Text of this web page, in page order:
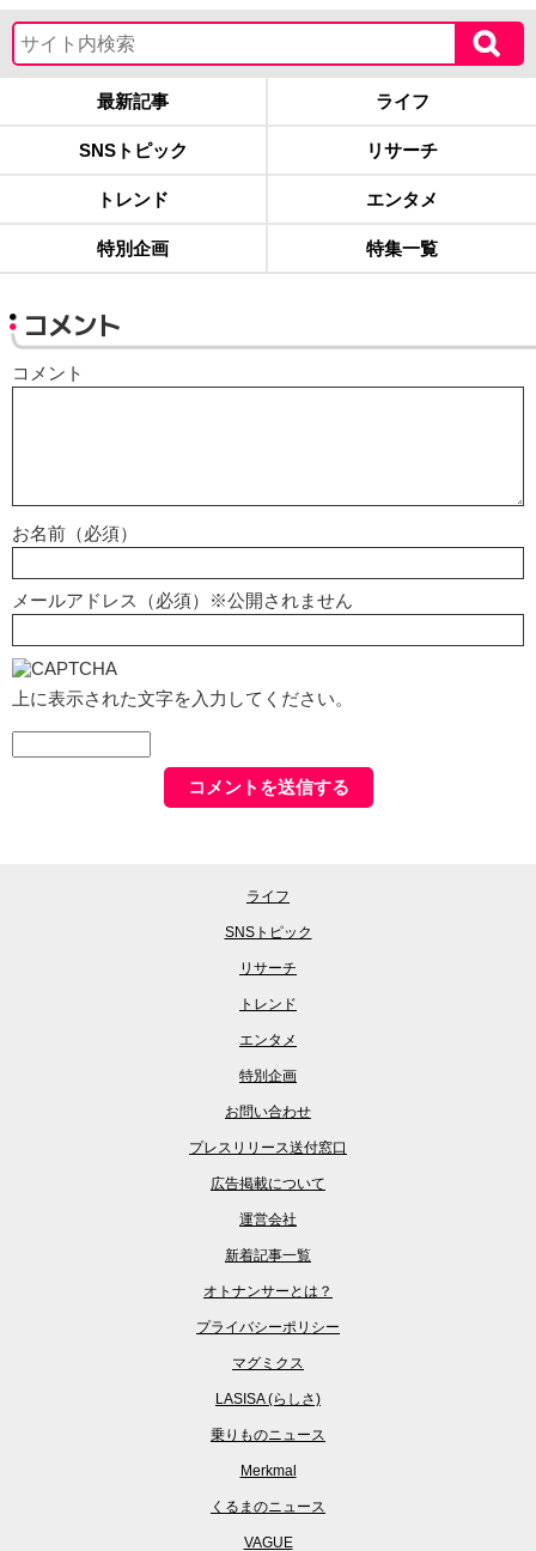
最新記事 ライフ
SNSトピック リサーチ
トレンド エンタメ
特別企画 特集一覧
コメント
コメント
お名前（必須）
メールアドレス（必須）※公開されません
上に表示された文字を入力してください。
ライフ
SNSトピック
リサーチ
トレンド
エンタメ
特別企画
お問い合わせ
プレスリリース送付窓口
広告掲載について
運営会社
新着記事一覧
オトナンサーとは？
プライバシーポリシー
マグミクス
LASISA (らしさ)
乗りものニュース
Merkmal
くるまのニュース
VAGUE